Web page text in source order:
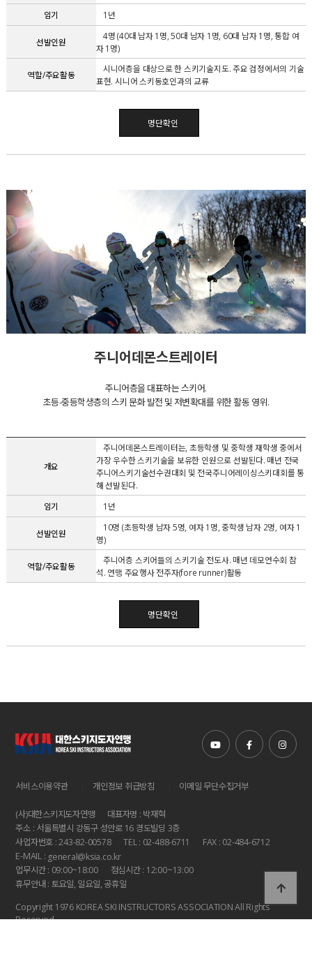
임기
1년
선발인원
4명 (40대 남자 1명, 50대 남자 1명, 60대 남자 1명, 통합 여
자 1명)
역할/주요활동
시니어층을 대상으로 한 스키기술지도. 주요 검정에서의 기술
표현. 시니어 스키동호인과의 교류
명단확인
주니어데몬스트레이터
주니어층을 대표하는 스키어.
초등-중등학생층의 스키 문화 발전 및 저변확대를 위한 활동 영위.
개요
주니어데몬스트레이터는, 초등학생 및 중학생 재학생 중에서
가장 우수한 스키기술을 보유한 인원으로 선발된다. 매년 전국
주니어스키기술선수권대회 및 전국주니어레이싱스키대회를 통
해 선발된다.
임기
1년
선발인원
10명 (초등학생 남자 5명, 여자 1명, 중학생 남자 2명, 여자 1
명)
역할/주요활동
주니어층 스키어들의 스키기술 전도사. 매년 데모연수회 참
석. 연맹 주요행사 전주자(fore runner)활동
명단확인
서비스이용약관 개인정보 취급방침 이메일 무단수집거부
(사)대한스키지도자연맹
대표자명 : 박재혁
주소 : 서울특별시 강동구 성안로 16 경도빌딩 3층
사업자번호 : 243-82-00578
TEL : 02-488-6711
FAX : 02-484-6712
E-MAIL : general@ksia.co.kr
업무시간 : 09:00~18:00
점심시간 : 12:00~13:00
휴무안내 : 토요일, 일요일, 공휴일
Copyright 1976 KOREA SKI INSTRUCTORS ASSOCIATION All Rights
Reserved.